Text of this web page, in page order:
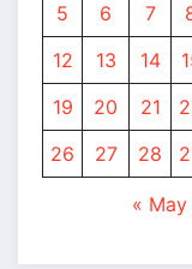
5
6 7
12
13 14
19
20 21
26
27 28
« May